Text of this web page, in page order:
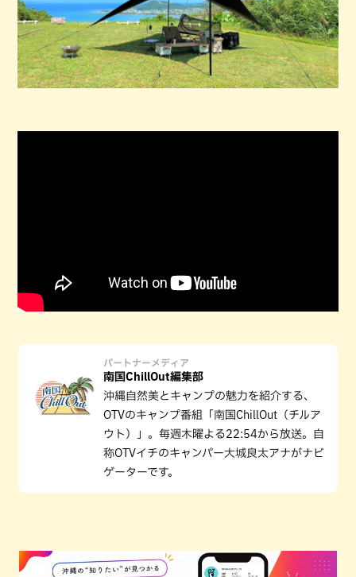
パートナーメディア
南国ChillOut編集部
沖縄自然美とキャンプの魅力を紹介する、
OTVのキャンプ番組「南国ChillOut（チルア
ウト）」。毎週木曜よる22:54から放送。自
称OTVイチのキャンパー大城良太アナがナビ
ゲーターです。